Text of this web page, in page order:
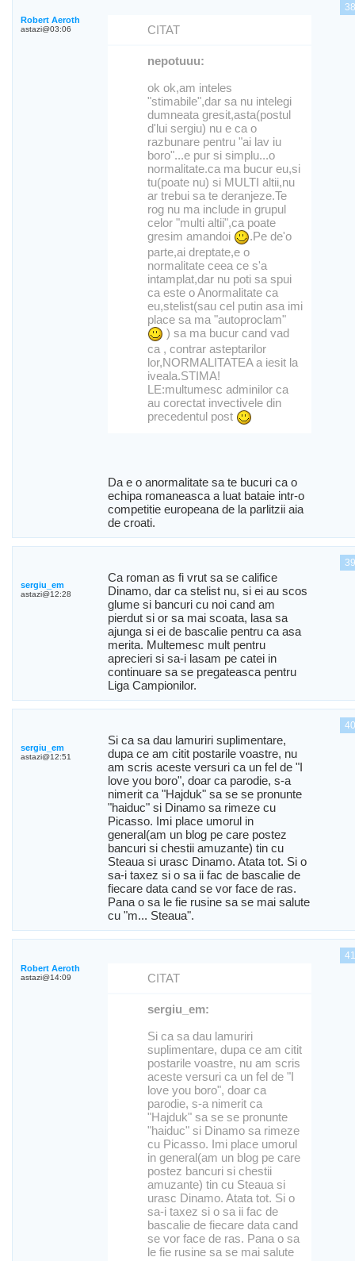
38
Robert Aeroth
astazi@03:06 CITAT
nepotuuu:
ok ok,am inteles
"stimabile",dar sa nu intelegi
dumneata gresit,asta(postul
d'lui sergiu) nu e ca o
razbunare pentru "ai lav iu
boro"...e pur si simplu...o
normalitate.ca ma bucur eu,si
tu(poate nu) si MULTI altii,nu
ar trebui sa te deranjeze.Te
rog nu ma include in grupul
celor "multi altii",ca poate
gresim amandoi
.Pe de'o
parte,ai dreptate,e o
normalitate ceea ce s'a
intamplat,dar nu poti sa spui
ca este o Anormalitate ca
eu,stelist(sau cel putin asa imi
place sa ma "autoproclam"
) sa ma bucur cand vad
ca , contrar asteptarilor
lor,NORMALITATEA a iesit la
iveala.STIMA!
LE:multumesc adminilor ca
au corectat invectivele din
precedentul post
Da e o anormalitate sa te bucuri ca o
echipa romaneasca a luat bataie intr-o
competitie europeana de la parlitzii aia
de croati.
39
sergiu_em
astazi@12:28
Ca roman as fi vrut sa se califice
Dinamo, dar ca stelist nu, si ei au scos
glume si bancuri cu noi cand am
pierdut si or sa mai scoata, lasa sa
ajunga si ei de bascalie pentru ca asa
merita. Multemesc mult pentru
aprecieri si sa-i lasam pe catei in
continuare sa se pregateasca pentru
Liga Campionilor.
40
sergiu_em
astazi@12:51
Si ca sa dau lamuriri suplimentare,
dupa ce am citit postarile voastre, nu
am scris aceste versuri ca un fel de "I
love you boro", doar ca parodie, s-a
nimerit ca "Hajduk" sa se se pronunte
"haiduc" si Dinamo sa rimeze cu
Picasso. Imi place umorul in
general(am un blog pe care postez
bancuri si chestii amuzante) tin cu
Steaua si urasc Dinamo. Atata tot. Si o
sa-i taxez si o sa ii fac de bascalie de
fiecare data cand se vor face de ras.
Pana o sa le fie rusine sa se mai salute
cu "m... Steaua".
41
Robert Aeroth
astazi@14:09 CITAT
sergiu_em:
Si ca sa dau lamuriri
suplimentare, dupa ce am citit
postarile voastre, nu am scris
aceste versuri ca un fel de "I
love you boro", doar ca
parodie, s-a nimerit ca
"Hajduk" sa se se pronunte
"haiduc" si Dinamo sa rimeze
cu Picasso. Imi place umorul
in general(am un blog pe care
postez bancuri si chestii
amuzante) tin cu Steaua si
urasc Dinamo. Atata tot. Si o
sa-i taxez si o sa ii fac de
bascalie de fiecare data cand
se vor face de ras. Pana o sa
le fie rusine sa se mai salute